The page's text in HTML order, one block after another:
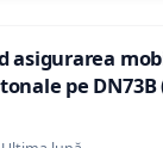
asigurarea
pe
sensul